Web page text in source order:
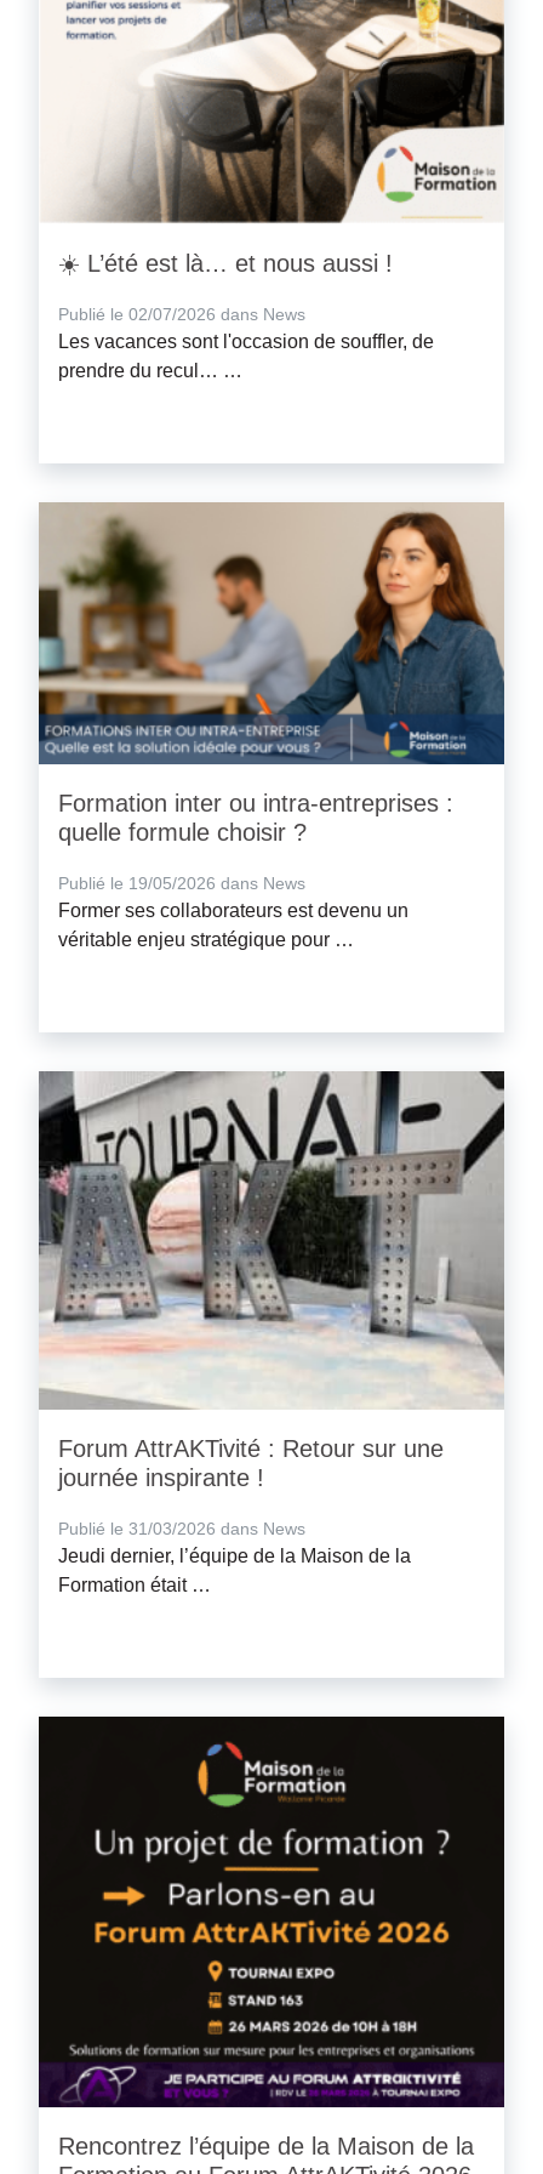
☀️ L’été est là… et nous aussi !
Publié le 02/07/2026 dans News
Les vacances sont l'occasion de souffler, de
prendre du recul… …
Formation inter ou intra-entreprises :
quelle formule choisir ?
Publié le 19/05/2026 dans News
Former ses collaborateurs est devenu un
véritable enjeu stratégique pour …
Forum AttrAKTivité : Retour sur une
journée inspirante !
Publié le 31/03/2026 dans News
Jeudi dernier, l’équipe de la Maison de la
Formation était …
Rencontrez l’équipe de la Maison de la